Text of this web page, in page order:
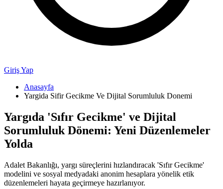
Giriş Yap
Anasayfa
Yargida Sifir Gecikme Ve Dijital Sorumluluk Donemi
Yargıda 'Sıfır Gecikme' ve Dijital
Sorumluluk Dönemi: Yeni Düzenlemeler
Yolda
Adalet Bakanlığı, yargı süreçlerini hızlandıracak 'Sıfır Gecikme'
modelini ve sosyal medyadaki anonim hesaplara yönelik etik
düzenlemeleri hayata geçirmeye hazırlanıyor.